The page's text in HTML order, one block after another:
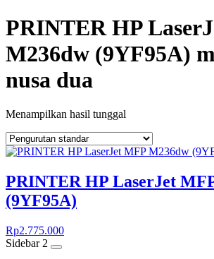
PRINTER HP
M236dw (9YF95A)
nusa dua
Menampilkan hasil tunggal
PRINTER HP LaserJet
(9YF95A)
Rp2.775.000
Sidebar 2